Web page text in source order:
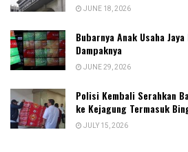
JUNE 18, 2026
Bubarnya Anak Usaha
Dampaknya
JUNE 29, 2026
Polisi Kembali Serahkan
ke Kejagung Termasuk
JULY 15, 2026